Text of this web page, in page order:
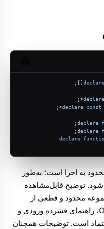
declare
[];
declare
>;
declare const
>;
declare
;
declare
;
declare
به اجرا است؛ به‌طور
توضیح قابل‌مشاهده
محدود و قطعی از
شناسه‌های دقیق OpenClaw/Plugin، راهنمای فشرده ورودی و
است. توضیحات همچنان